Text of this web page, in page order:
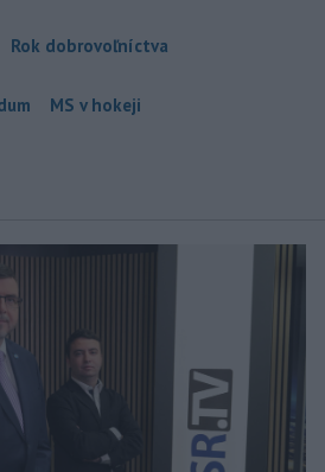
Rok dobrovoľníctva
MS v hokeji